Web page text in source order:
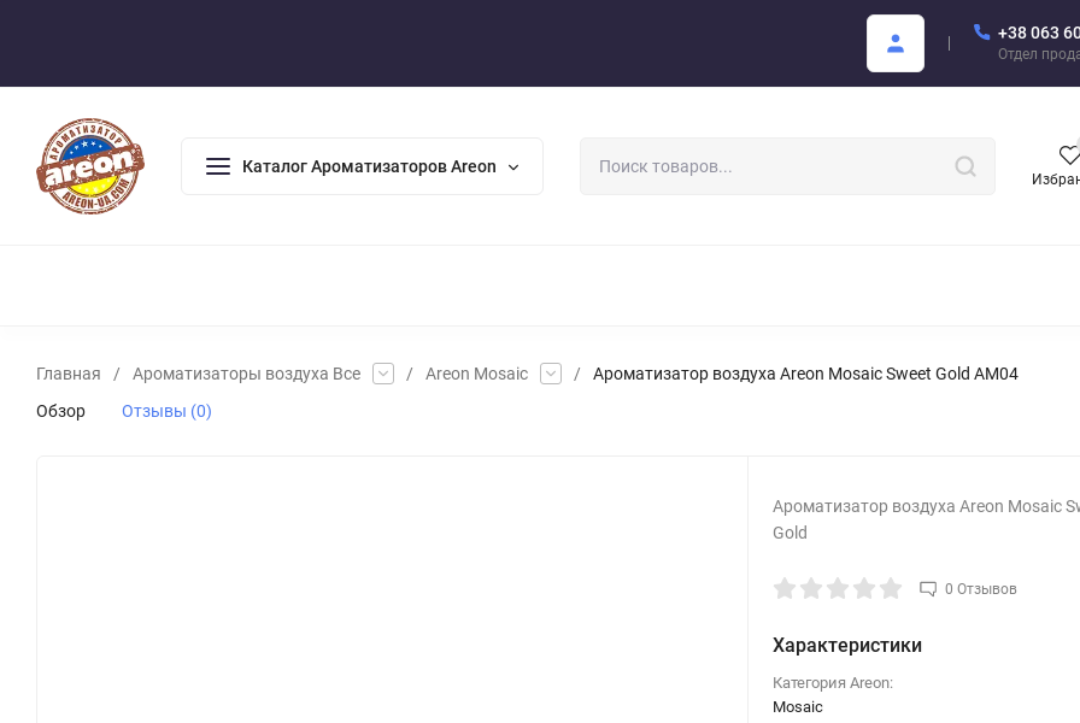
+38 063
Отдел
Каталог Ароматизаторов Areon
Главная / Ароматизаторы воздуха Все / Areon Mosaic /
Ароматизатор воздуха Areon Mosaic Sweet Gold AM04
Обзор
Отзывы (0)
Ароматизатор воздуха Areon Mosaic
Gold
0 Отзывов
Характеристики
Категория Areon:
Mosaic